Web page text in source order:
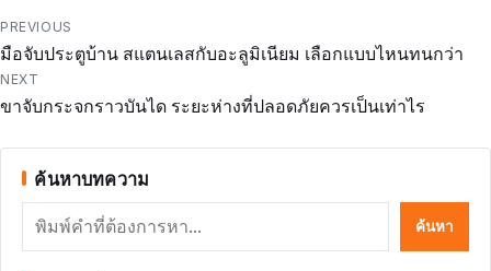
แนะแนว
เรื่อง
PREVIOUS
มือจับประตูบ้าน สแตนเลสกับอะลูมิเนียม เลือกแบบไหนทนกว่า
NEXT
ขาจับกระจกราวบันได ระยะห่างที่ปลอดภัยควรเป็นเท่าไร
ค้นหาบทความ
ค้นหา ค้นหา